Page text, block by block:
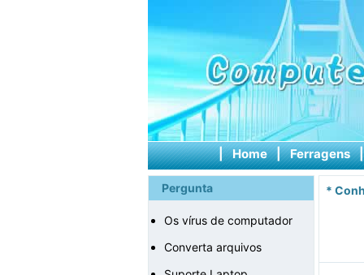
| Home | Ferragens
Pergunta
Os vírus de computador
Converta arquivos
*